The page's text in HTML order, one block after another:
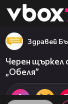
👾
Здравей
Черен щъркел
„Обеля”